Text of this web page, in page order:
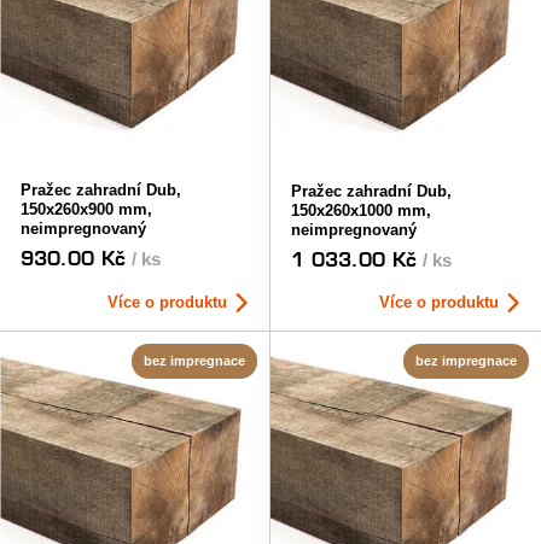
Pražec zahradní Dub,
150x260x900 mm,
neimpregnovaný
930.00 Kč/ ks
Více o produktu
Pražec zahradní Dub,
150x260x1000 mm,
neimpregnovaný
1 033.00 Kč/ ks
Více o produktu
bez impregnace bez impregnace